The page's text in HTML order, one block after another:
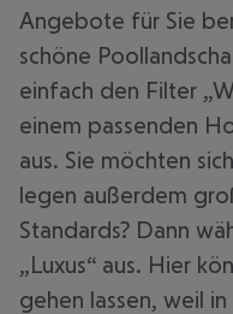
Angebote für Sie
schöne
einfach den Filter
einem passenden
aus. Sie möchten
legen außerdem
Standards? Dann
„Luxus“ aus. Hier
gehen lassen, weil